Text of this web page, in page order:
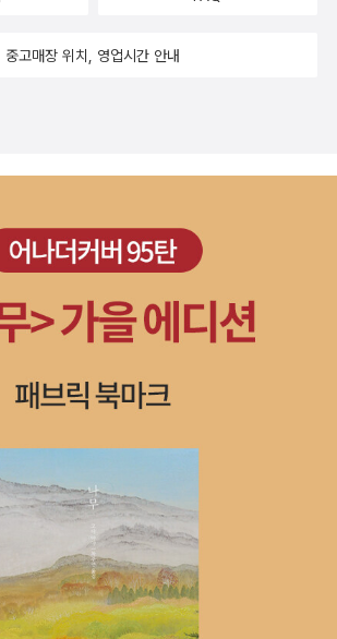
중고매장 위치, 영업시간 안내